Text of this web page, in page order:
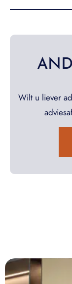
Wilt u liever